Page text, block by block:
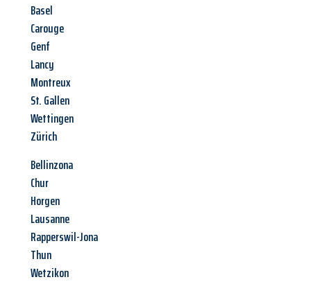
Basel
Carouge
Genf
Lancy
Montreux
St. Gallen
Wettingen
Zürich
Bellinzona
Chur
Horgen
Lausanne
Rapperswil-Jona
Thun
Wetzikon